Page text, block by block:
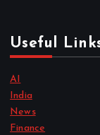
Useful
AI
India
News
Finance